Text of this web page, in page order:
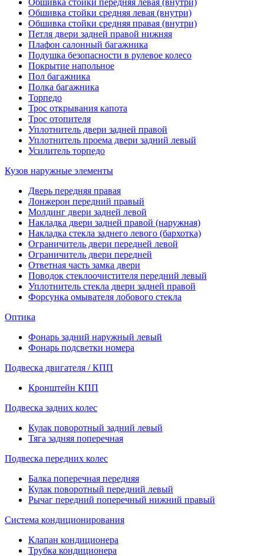
Обшивка стойки средняя левая (внутри)
Обшивка стойки средняя правая (внутри)
Петля двери задней правой нижняя
Плафон салонный багажника
Подушка безопасности в рулевое колесо
Покрытие напольное
Пол багажника
Полка багажника
Торпедо
Трос открывания капота
Трос отопителя
Уплотнитель двери задней правой
Уплотнитель проема двери задний левый
Усилитель торпедо
Кузов наружные элементы
Дверь передняя правая
Лонжерон передний правый
Молдинг двери задней левой
Накладка двери задней правой (наружная)
Накладка стекла заднего левого (бархотка)
Ограничитель двери передней левой
Ограничитель двери передней
Ответная часть замка двери
Поводок стеклоочистителя передний левый
Уплотнитель стекла двери задней правой
Форсунка омывателя лобового стекла
Оптика
Фонарь задний наружный левый
Фонарь подсветки номера
Подвеска двигателя / КПП
Кронштейн КПП
Подвеска задних колес
Кулак поворотный задний левый
Тяга задняя поперечная
Подвеска передних колес
Балка поперечная передняя
Кулак поворотный передний левый
Рычаг передний поперечный нижний правый
Система кондиционирования
Клапан кондиционера
Трубка кондиционера